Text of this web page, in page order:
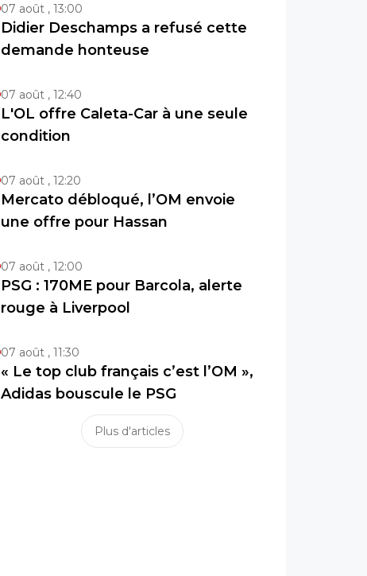
07 août , 13:00
Didier Deschamps a refusé cette
demande honteuse
07 août , 12:40
L'OL offre Caleta-Car à une seule
condition
07 août , 12:20
Mercato débloqué, l’OM envoie
une offre pour Hassan
07 août , 12:00
PSG : 170ME pour Barcola, alerte
rouge à Liverpool
07 août , 11:30
« Le top club français c’est l’OM »,
Adidas bouscule le PSG
Plus d'articles